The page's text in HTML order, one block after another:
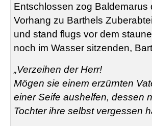
Entschlossen zog Baldemarus
Vorhang zu Barthels
und stand flugs vor dem
noch im Wasser sitzenden,
„Verzeihen der Herr!
Mögen sie einem erzürnten
einer Seife aushelfen, dessen
Tochter ihre selbst vergessen